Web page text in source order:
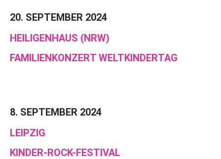
20. SEPTEMBER 2024
HEILIGENHAUS (NRW)
FAMILIENKONZERT WELTKINDERTAG
8. SEPTEMBER 2024
LEIPZIG
KINDER-ROCK-FESTIVAL